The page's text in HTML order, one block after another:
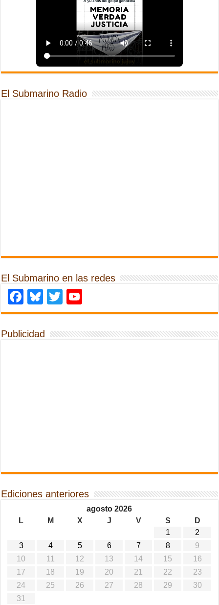
El Submarino Radio
El Submarino en las redes
Facebook
Bluesky
Twitter
Publicidad
Ediciones anteriores
agosto 2026
L
M X J V S
D
1
2
3
4 5 6 7 8
9
10
11 12 13 14 15
16
17
18 19 20 21 22
23
24
25 26 27 28 29
30
31